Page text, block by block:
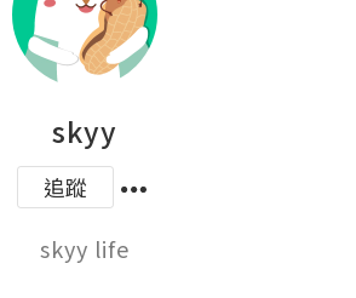
skyy
追蹤
skyy life